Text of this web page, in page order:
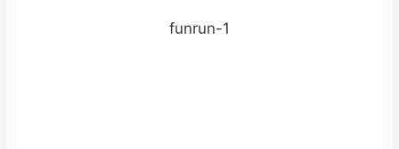
funrun-1